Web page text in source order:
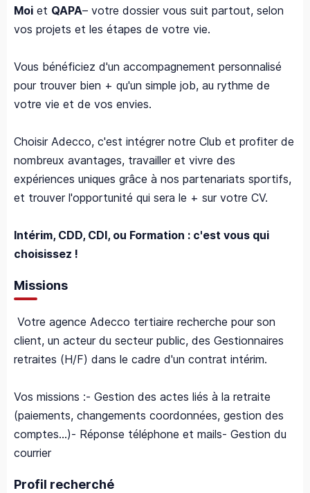
Moi et QAPA– votre dossier vous suit partout, selon
vos projets et les étapes de votre vie.
Vous bénéficiez d'un accompagnement personnalisé
pour trouver bien + qu'un simple job, au rythme de
votre vie et de vos envies.
Choisir Adecco, c'est intégrer notre Club et profiter de
nombreux avantages, travailler et vivre des
expériences uniques grâce à nos partenariats sportifs,
et trouver l'opportunité qui sera le + sur votre CV.
Intérim, CDD, CDI, ou Formation : c'est vous qui
choisissez !
Missions
Votre agence Adecco tertiaire recherche pour son
client, un acteur du secteur public, des Gestionnaires
retraites (H/F) dans le cadre d'un contrat intérim.
Vos missions :- Gestion des actes liés à la retraite
(paiements, changements coordonnées, gestion des
comptes...)- Réponse téléphone et mails- Gestion du
courrier
Profil recherché